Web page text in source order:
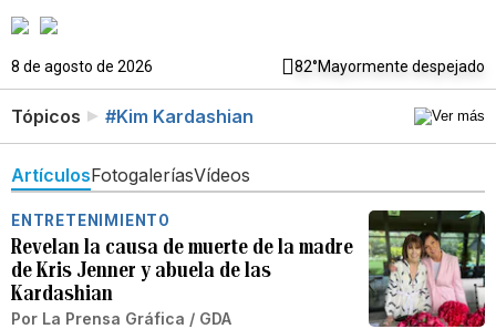
8 de agosto de 2026 82°Mayormente despejado
Tópicos #Kim Kardashian
ArtículosFotogaleríasVídeos
ENTRETENIMIENTO
Revelan la causa de muerte de la madre
de Kris Jenner y abuela de las
Kardashian
Por La Prensa Gráfica / GDA